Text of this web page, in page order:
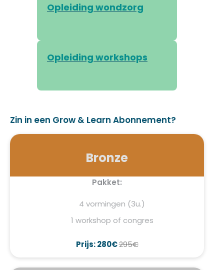
Opleiding wondzorg
Opleiding workshops
Zin in een Grow & Learn Abonnement?
Bronze
Pakket:
4 vormingen (3u.)
1 workshop of congres
Prijs: 280€295€